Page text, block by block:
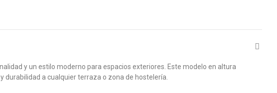
y un estilo moderno para espacios exteriores. Este modelo en altura
a cualquier terraza o zona de hostelería.